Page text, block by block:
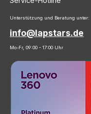
Unterstützung und Beratung unter:
info@lapstars.de
Mo-Fr, 09:00 - 17:00 Uhr